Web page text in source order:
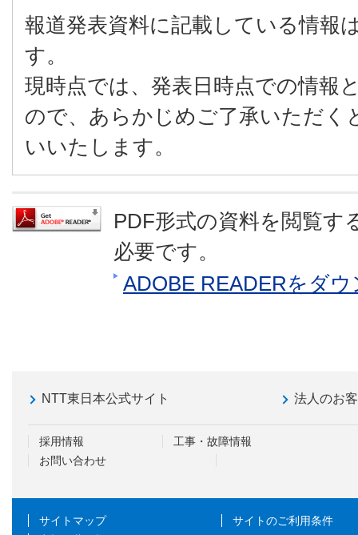
報道発表資料に記載している情報
す。
現時点では、発表日時点での情報
ので、あらかじめご了承いただく
いいたします。
PDF形式の資料を閲覧す
必要です。
ADOBE READERをダ
NTT東日本公式サイト 法人のお
採用情報
工事・故障情報
お問い合わせ
サイトマップ
サイトのご利用条件